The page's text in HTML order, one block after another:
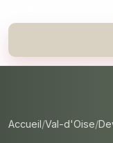
Accueil Val-d'Oise